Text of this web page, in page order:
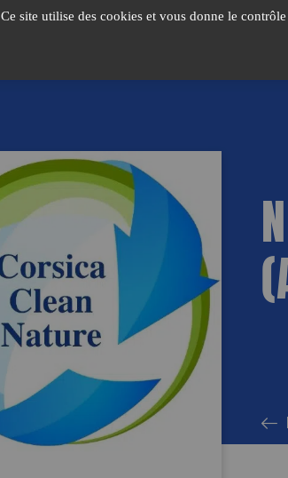
Ce site utilise des cookies et vous donne le